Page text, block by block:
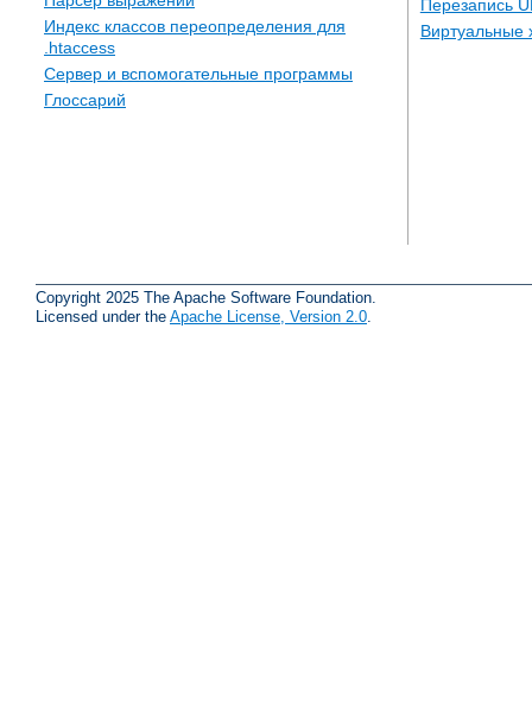
Индекс классов переопределения для
.htaccess
Сервер и вспомогательные программы
Глоссарий
Перезапись
Виртуальные
Copyright 2025 The Apache Software Foundation.
Licensed under the Apache License, Version 2.0